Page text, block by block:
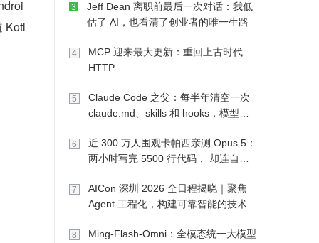
Kotl
3
Jeff Dean 离职前最后一次对话：我低
估了 AI，也看清了创业者的唯一生路
4
MCP 迎来最大更新：重回上古时代
HTTP
5
Claude Code 之父：每半年清空一次
claude.md、skills 和 hooks，模型自
6
近 300 万人围观卡帕西亲测 Opus 5：
两小时写完 5500 行代码， 却连自己
7
AICon 深圳 2026 全日程揭晓｜聚焦
Agent 工程化，构建可靠智能的技术路
8
Ming-Flash-Omni：全模态统一大模型